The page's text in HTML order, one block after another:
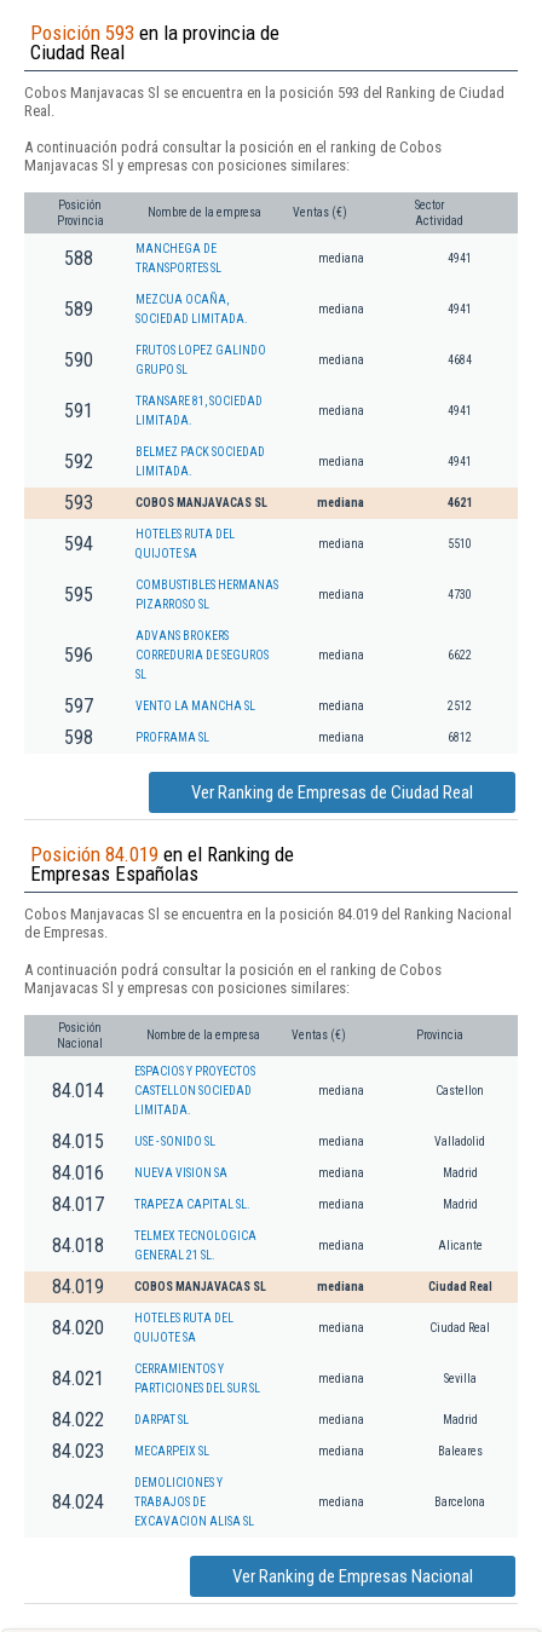
Posición 593 en la provincia de
Ciudad Real
Cobos Manjavacas Sl se encuentra en la posición 593 del Ranking de Ciudad
Real.
A continuación podrá consultar la posición en el ranking de Cobos
Manjavacas Sl y empresas con posiciones similares:
Posición
Provincia
Nombre de la empresa Ventas (€)
Sector
Actividad
588
MANCHEGA DE
TRANSPORTES SL
mediana 4941
589
MEZCUA OCAÑA,
SOCIEDAD LIMITADA.
mediana 4941
590
FRUTOS LOPEZ GALINDO
GRUPO SL
mediana 4684
591
TRANSARE 81, SOCIEDAD
LIMITADA.
mediana 4941
592
BELMEZ PACK SOCIEDAD
LIMITADA.
mediana 4941
593 COBOS MANJAVACAS SL mediana 4621
594
HOTELES RUTA DEL
QUIJOTE SA
mediana 5510
595
COMBUSTIBLES HERMANAS
PIZARROSO SL
mediana 4730
596
ADVANS BROKERS
CORREDURIA DE SEGUROS
SL
mediana 6622
597 VENTO LA MANCHA SL mediana 2512
598 PROFRAMA SL mediana 6812
Ver Ranking de Empresas de Ciudad Real
Posición 84.019 en el Ranking de
Empresas Españolas
Cobos Manjavacas Sl se encuentra en la posición 84.019 del Ranking Nacional
de Empresas.
A continuación podrá consultar la posición en el ranking de Cobos
Manjavacas Sl y empresas con posiciones similares:
Posición
Nacional
Nombre de la empresa Ventas (€) Provincia
84.014
ESPACIOS Y PROYECTOS
CASTELLON SOCIEDAD
LIMITADA.
mediana Castellon
84.015 USE - SONIDO SL mediana Valladolid
84.016 NUEVA VISION SA mediana Madrid
84.017 TRAPEZA CAPITAL SL. mediana Madrid
84.018
TELMEX TECNOLOGICA
GENERAL 21 SL.
mediana Alicante
84.019 COBOS MANJAVACAS SL mediana Ciudad Real
84.020
HOTELES RUTA DEL
QUIJOTE SA
mediana Ciudad Real
84.021
CERRAMIENTOS Y
PARTICIONES DEL SUR SL
mediana Sevilla
84.022 DARPAT SL mediana Madrid
84.023 MECARPEIX SL mediana Baleares
84.024
DEMOLICIONES Y
TRABAJOS DE
EXCAVACION ALISA SL
mediana Barcelona
Ver Ranking de Empresas Nacional